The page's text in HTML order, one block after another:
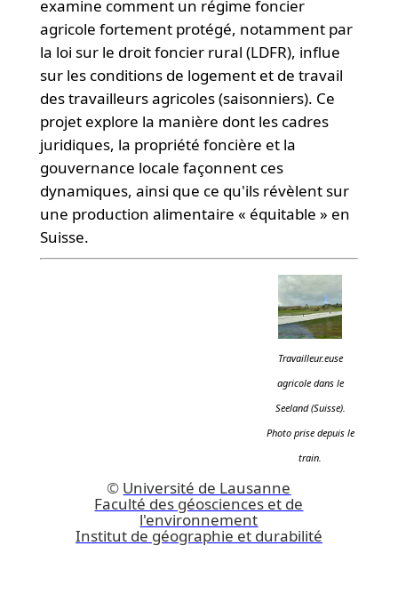
examine comment un régime foncier
agricole fortement protégé, notamment par
la loi sur le droit foncier rural (LDFR), influe
sur les conditions de logement et de travail
des travailleurs agricoles (saisonniers). Ce
projet explore la manière dont les cadres
juridiques, la propriété foncière et la
gouvernance locale façonnent ces
dynamiques, ainsi que ce qu'ils révèlent sur
une production alimentaire « équitable » en
Suisse.
Travailleur.euse
agricole dans le
Seeland (Suisse).
Photo prise depuis le
train.
© Université de Lausanne
Faculté des géosciences et de
l'environnement
Institut de géographie et durabilité